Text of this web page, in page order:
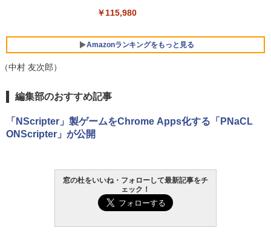
￥115,980
Amazonランキングをもっと見る
（中村 友次郎）
編集部のおすすめ記事
「NScripter」製ゲームをChrome Apps化する「PNaCL
ONScripter」が公開
窓の杜をいいね・フォローして最新記事をチ
ェック！